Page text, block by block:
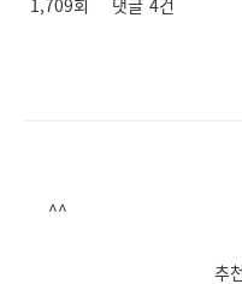
1,709회
댓글 4건
^^
추천